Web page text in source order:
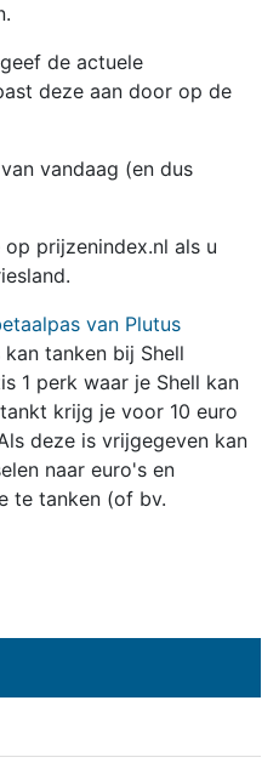
de actuele
deze aan door op de
vandaag (en dus
prijzenindex.nl als u
van Plutus
tanken bij Shell
1 perk waar je Shell kan
krijg je voor 10 euro
deze is vrijgegeven kan
naar euro's en
te tanken (of bv.